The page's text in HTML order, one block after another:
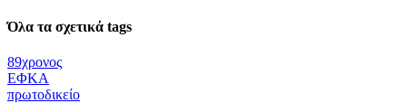
Όλα τα σχετικά tags
89χρονος
ΕΦΚΑ
πρωτοδικείο